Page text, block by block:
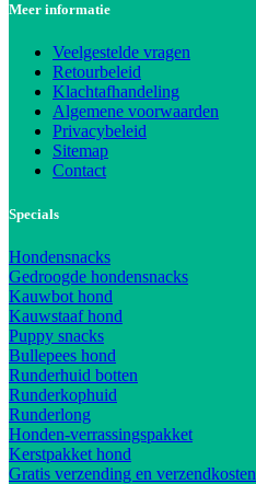
Meer informatie
Veelgestelde vragen
Retourbeleid
Klachtafhandeling
Algemene voorwaarden
Privacybeleid
Sitemap
Contact
Specials
Hondensnacks
Gedroogde hondensnacks
Kauwbot hond
Kauwstaaf hond
Puppy snacks
Bullepees hond
Runderhuid botten
Runderkophuid
Runderlong
Honden-verrassingspakket
Kerstpakket hond
Gratis verzending en verzendkosten